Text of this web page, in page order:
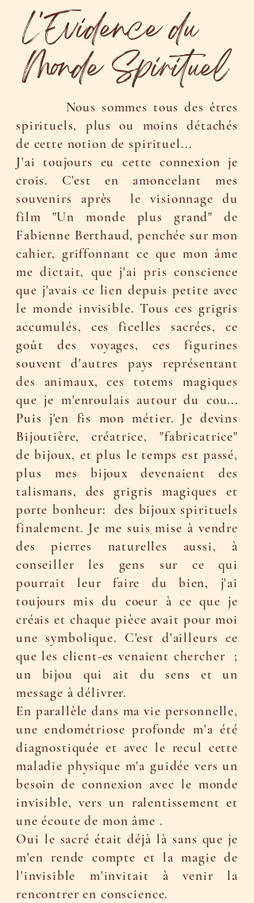
L'Evidence du
Monde Spirituel
Nous sommes tous des êtres
spirituels, plus ou moins détachés
de cette notion de spirituel...
J'ai toujours eu cette connexion je
crois. C'est en amoncelant mes
souvenirs après le visionnage du
film "Un monde plus grand" de
Fabienne Berthaud, penchée sur mon
cahier, griffonnant ce que mon âme
me dictait, que j'ai pris conscience
que j'avais ce lien depuis petite avec
le monde invisible. Tous ces grigris
accumulés, ces ficelles sacrées, ce
goût des voyages, ces figurines
souvent d'autres pays représentant
des animaux, ces totems magiques
que je m'enroulais autour du cou...
Puis j'en fis mon métier. Je devins
Bijoutière, créatrice, "fabricatrice"
de bijoux, et plus le temps est passé,
plus mes bijoux devenaient des
talismans, des grigris magiques et
porte bonheur: des bijoux spirituels
finalement. Je me suis mise à vendre
des pierres naturelles aussi, à
conseiller les gens sur ce qui
pourrait leur faire du bien, j'ai
toujours mis du coeur à ce que je
créais et chaque pièce avait pour moi
une symbolique. C'est d'ailleurs ce
que les client-es venaient chercher ;
un bijou qui ait du sens et un
message à délivrer.
En parallèle dans ma vie personnelle,
une endométriose profonde m'a été
diagnostiquée et avec le recul cette
maladie physique m'a guidée vers un
besoin de connexion avec le monde
invisible, vers un ralentissement et
une écoute de mon âme .
Oui le sacré était déjà là sans que je
m'en rende compte et la magie de
l'invisible m'invitait à venir la
rencontrer en conscience.